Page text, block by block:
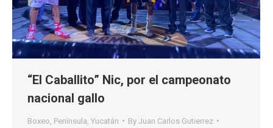
“El Caballito” Nic, por el campeonato
nacional gallo
Boxeo Península Yucatán By Juan Carlos Gutierrez